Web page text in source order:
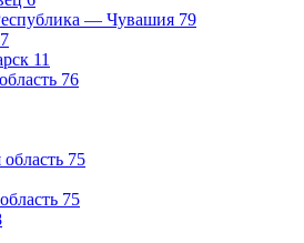
— Чувашия 79
11
76
75
75